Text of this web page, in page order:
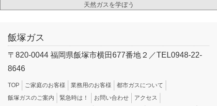
平素より飯塚ガスをご愛顧頂きありがとうございま
援地方… 続きを読む
2023.01.20
電気・ガス価格激変緩和対策事業について
飯塚ガス株式会社は、政府の「電気・ガス価格激変
緩和対策事業」に採択されたことにより2023年2月
天然ガスを学ぼう
飯塚ガス
〒820-0044 福岡県飯塚市横田677番地２／TEL0948-22-
8646
TOP ご家庭のお客様 業務用のお客様
都市ガスについて
飯塚ガスのご案内
緊急時は！ お問い合わせ アクセス